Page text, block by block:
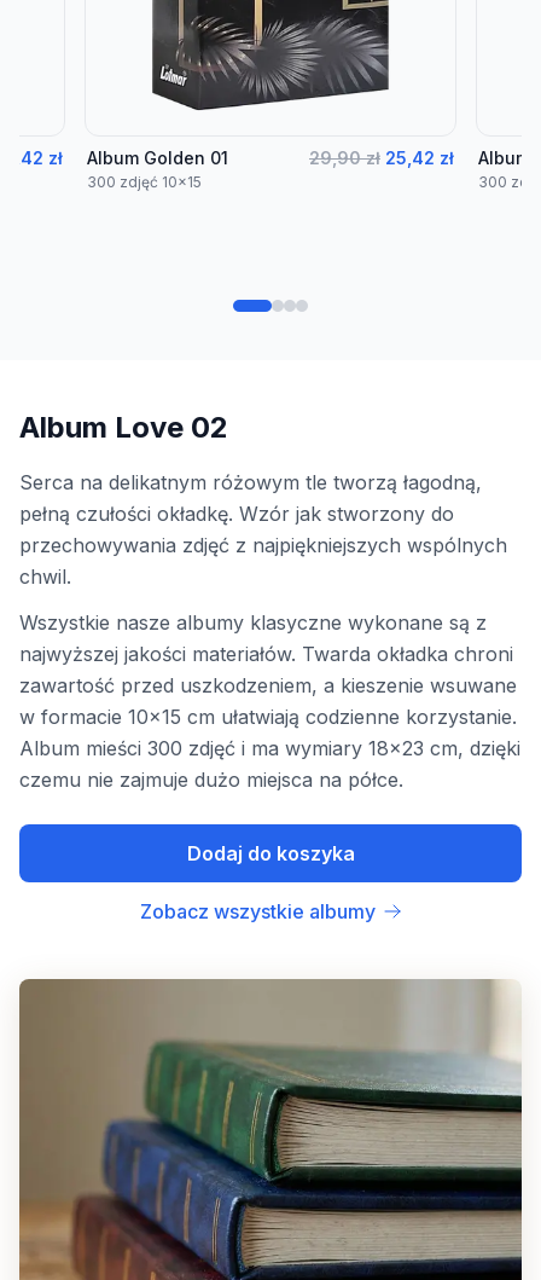
Album Golden 01 29,90 zł 25,42 zł
300 zdjęć 10x15
Album
300
zł
Album Love 02
Serca na delikatnym różowym tle tworzą łagodną,
pełną czułości okładkę. Wzór jak stworzony do
przechowywania zdjęć z najpiękniejszych wspólnych
chwil.
Wszystkie nasze albumy klasyczne wykonane są z
najwyższej jakości materiałów. Twarda okładka chroni
zawartość przed uszkodzeniem, a kieszenie wsuwane
w formacie 10x15 cm ułatwiają codzienne korzystanie.
Album mieści 300 zdjęć i ma wymiary 18x23 cm, dzięki
czemu nie zajmuje dużo miejsca na półce.
Dodaj do koszyka
Zobacz wszystkie albumy